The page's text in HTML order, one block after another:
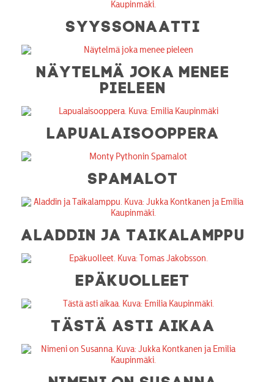
SYYSSONAATTI
NÄYTELMÄ JOKA MENEE
PIELEEN
LAPUALAISOOPPERA
SPAMALOT
ALADDIN JA TAIKALAMPPU
EPÄKUOLLEET
TÄSTÄ ASTI AIKAA